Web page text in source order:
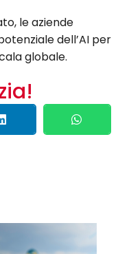
le aziende
dell’AI per
globale.